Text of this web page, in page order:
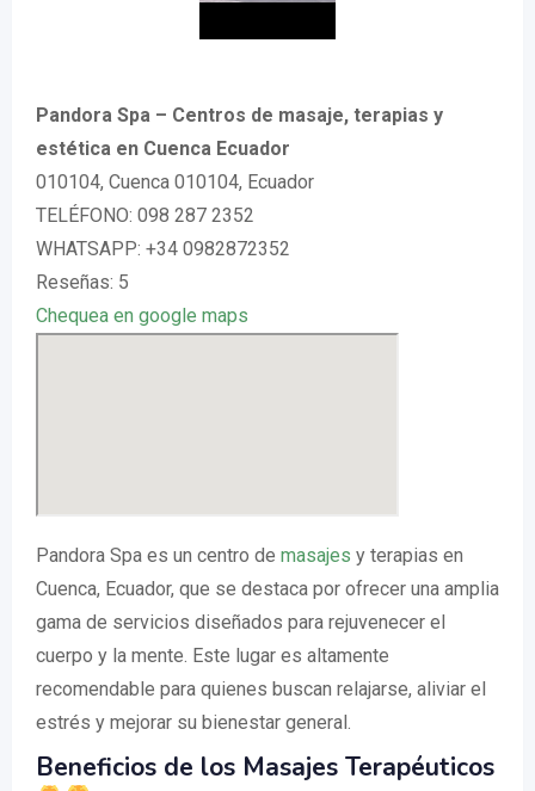
Pandora Spa – Centros de masaje, terapias y
estética en Cuenca Ecuador
010104, Cuenca 010104, Ecuador
TELÉFONO: 098 287 2352
WHATSAPP: +34 0982872352
Reseñas: 5
Chequea en google maps
Pandora Spa es un centro de masajes y terapias en
Cuenca, Ecuador, que se destaca por ofrecer una amplia
gama de servicios diseñados para rejuvenecer el
cuerpo y la mente. Este lugar es altamente
recomendable para quienes buscan relajarse, aliviar el
estrés y mejorar su bienestar general.
Beneficios de los Masajes Terapéuticos